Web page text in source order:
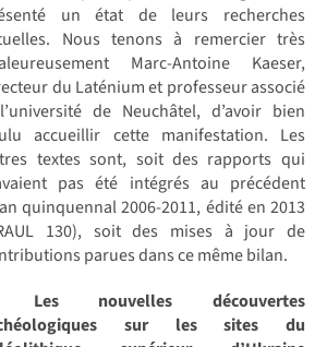
un état de leurs recherches
Nous tenons à remercier très
Marc-Antoine Kaeser,
du Laténium et professeur associé
de Neuchâtel, d’avoir bien
accueillir cette manifestation. Les
textes sont, soit des rapports qui
pas été intégrés au précédent
quinquennal 2006-2011, édité en 2013
130), soit des mises à jour de
parues dans ce même bilan.
Les nouvelles découvertes
sur les sites du